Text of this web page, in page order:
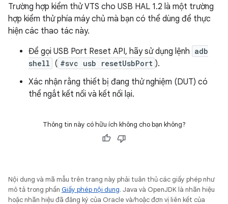
Trường hợp kiểm thử VTS cho USB HAL 1.2 là một trường
hợp kiểm thử phía máy chủ mà bạn có thể dùng để thực
hiện các thao tác này.
Để gọi USB Port Reset API, hãy sử dụng lệnh adb
shell ( #svc usb resetUsbPort ).
Xác nhận rằng thiết bị đang thử nghiệm (DUT) có
thể ngắt kết nối và kết nối lại.
Thông tin này có hữu ích không cho bạn không?
Nội dung và mã mẫu trên trang này phải tuân thủ các giấy phép như
mô tả trong phần Giấy phép nội dung. Java và OpenJDK là nhãn hiệu
hoặc nhãn hiệu đã đăng ký của Oracle và/hoặc đơn vị liên kết của